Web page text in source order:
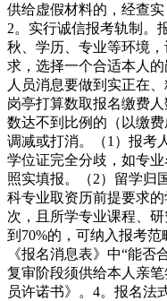
供给虚假材料的，经查
2。实行诚信报考轨制。
秋、学历、专业等环境
求，选择一个合适本人
人员消息要做到实正在
岗亭打算数取报名缴费
数达不到比例的（以缴
调减或打消。（1）报考
学位证完全分歧，如专
照实填报。（2）留学归
科专业取资历前提要求
次，且所学专业课程、
到70%的，可纳入报考
《报名消息表》中“能
复审阶段须供给本人亲
员许诺书》。4。报名法